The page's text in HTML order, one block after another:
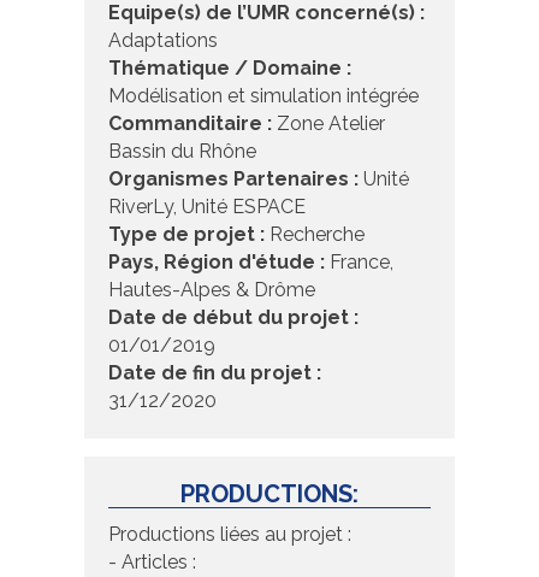
Equipe(s) de l’UMR concerné(s) :
Adaptations
Thématique / Domaine :
Modélisation et simulation intégrée
Commanditaire : Zone Atelier
Bassin du Rhône
Organismes Partenaires : Unité
RiverLy, Unité ESPACE
Type de projet : Recherche
Pays, Région d'étude : France,
Hautes-Alpes & Drôme
Date de début du projet :
01/01/2019
Date de fin du projet :
31/12/2020
PRODUCTIONS:
Productions liées au projet :
- Articles :